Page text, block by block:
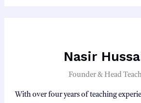
Nasir
Founder & Head
With over four years of teaching